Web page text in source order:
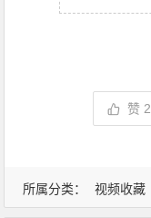
赞 2
所属分类： 视频收藏